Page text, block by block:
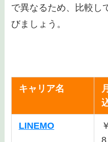
で異なるため、比較し
びましょう。
キャリア名
LINEMO